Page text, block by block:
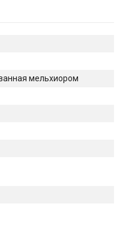
мельхиором